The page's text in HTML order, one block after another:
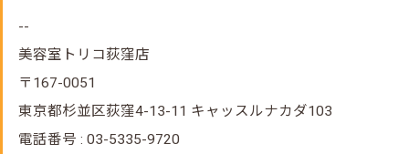
--
美容室トリコ荻窪店
〒167-0051
東京都杉並区荻窪4-13-11 キャッスルナカダ103
電話番号 : 03-5335-9720